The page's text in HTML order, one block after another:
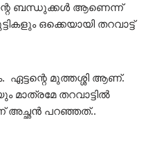
ബന്ധുക്കൾ ആണെന്ന്
ഒക്കെയായി തറവാട്ട്
ഏട്ടന്റെ മുത്തശ്ശി ആണ്.
മാത്രമേ തറവാട്ടിൽ
അച്ഛൻ പറഞ്ഞത്..